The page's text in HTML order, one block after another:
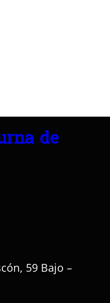
de
59 Bajo –